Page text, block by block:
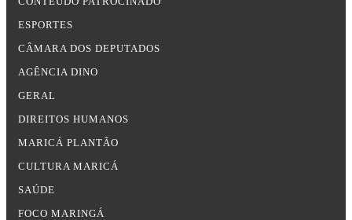
ESPORTES
CÂMARA DOS DEPUTADOS
AGÊNCIA DINO
GERAL
DIREITOS HUMANOS
MARICÁ PLANTÃO
CULTURA MARICÁ
SAÚDE
FOCO MARINGÁ